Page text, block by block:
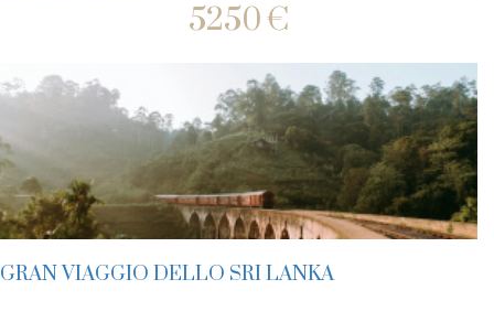
5250 €
GRAN VIAGGIO DELLO SRI LANKA